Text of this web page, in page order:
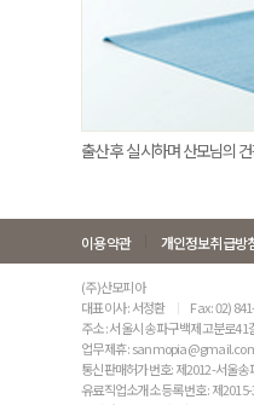
출산 후 실시하며 산모님의
이용약관 개인정보취급방
(주)산모피아
대표이사 : 서정환
Fax : 02)
주소 : 서울시 송파구 백제고분로
업무제휴 :
통신판매허가번호: 제2012-서울송
유료직업소개소 등록번호 : 제